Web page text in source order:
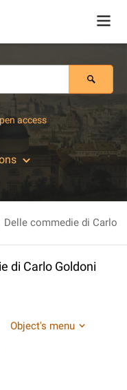
access
di Carlo Goldoni
Object's menu